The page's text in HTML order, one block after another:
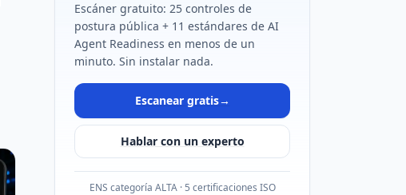
Escáner gratuito: 25 controles de
postura pública + 11 estándares de AI
Agent Readiness en menos de un
minuto. Sin instalar nada.
Escanear gratis→
Hablar con un experto
ENS categoría ALTA · 5 certificaciones ISO